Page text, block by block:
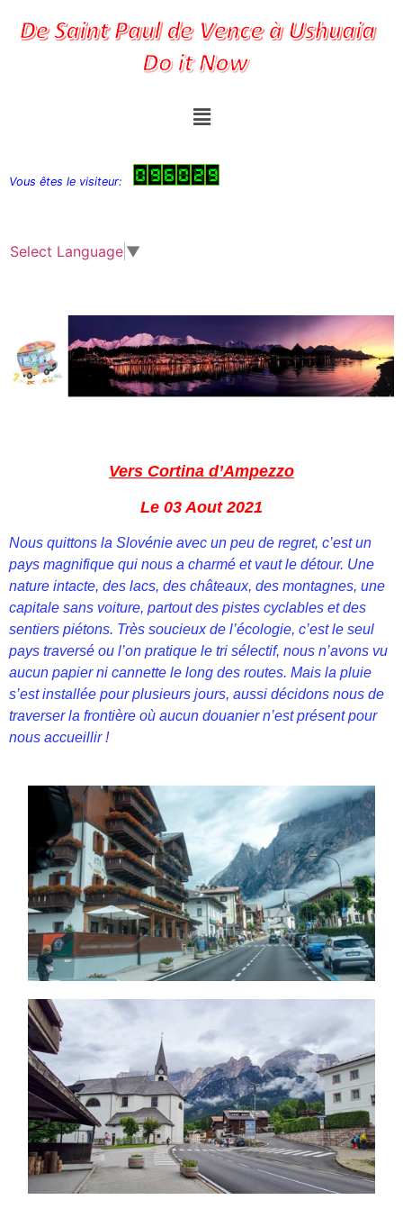
Vous êtes le visiteur:
Select Language ▼
Vers Cortina d’Ampezzo
Le 03 Aout 2021
Nous quittons la Slovénie avec un peu de regret, c’est un
pays magnifique qui nous a charmé et vaut le détour. Une
nature intacte, des lacs, des châteaux, des montagnes, une
capitale sans voiture, partout des pistes cyclables et des
sentiers piétons. Très soucieux de l’écologie, c’est le seul
pays traversé ou l’on pratique le tri sélectif, nous n’avons vu
aucun papier ni cannette le long des routes. Mais la pluie
s’est installée pour plusieurs jours, aussi décidons nous de
traverser la frontière où aucun douanier n’est présent pour
nous accueillir !